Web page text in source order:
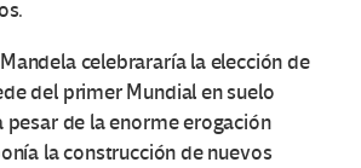
celebrararía la elección de
del primer Mundial en suelo
pesar de la enorme erogación
la construcción de nuevos